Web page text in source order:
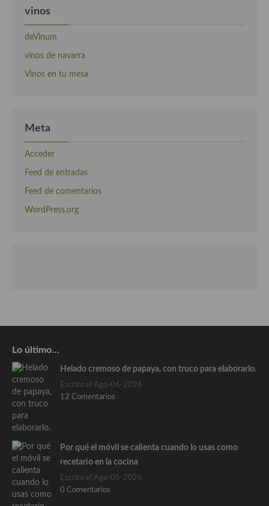
vinos
deVinum
vinos de navarra
Vinos en tu mesa
Meta
Acceder
Feed de entradas
Feed de comentarios
WordPress.org
Lo último…
Helado cremoso de papaya, con truco para elaborarlo.
Escrito el Ago-06-2026
12 Comentarios
Por qué el móvil se calienta cuando lo usas como
recetario en la cocina
Escrito el Ago-05-2026
0 Comentarios